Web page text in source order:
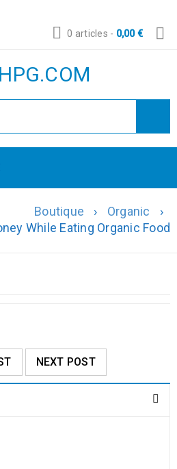
0 articles - 0,00€
Boutique › Organic
›
While Eating Organic Food
NEXT POST